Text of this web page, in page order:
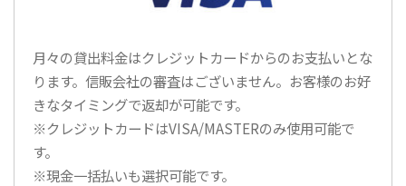
月々の貸出料金はクレジットカードからのお支払いとな
ります。信販会社の審査はございません。お客様のお好
きなタイミングで返却が可能です。
※クレジットカードはVISA/MASTERのみ使用可能で
す。
※現金一括払いも選択可能です。